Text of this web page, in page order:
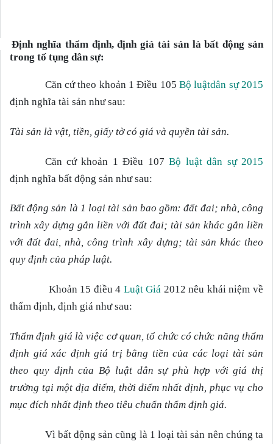
Định nghĩa thẩm định, định giá tài sản là bất động sản
trong tố tụng dân sự:
Căn cứ theo khoản 1 Điều 105 Bộ luậtdân sự 2015
định nghĩa tài sản như sau:
Tài sản là vật, tiền, giấy tờ có giá và quyền tài sản.
Căn cứ khoản 1 Điều 107Bộ luật dân sự 2015
định nghĩa bất động sản như sau:
Bất động sản là 1 loại tài sản bao gồm: đất đai; nhà, công
trình xây dựng gắn liền với đất đai; tài sản khác gắn liền
với đất đai, nhà, công trình xây dựng; tài sản khác theo
quy định của pháp luật.
Khoản 15 điều 4 Luật Giá 2012 nêu khái niệm về
thẩm định, định giá như sau:
Thẩm định giá là việc cơ quan, tổ chức có chức năng thẩm
định giá xác định giá trị bằng tiền của các loại tài sản
theo quy định của Bộ luật dân sự phù hợp với giá thị
trường tại một địa điểm, thời điểm nhất định, phục vụ cho
mục đích nhất định theo tiêu chuẩn thẩm định giá.
Vì bất động sản cũng là 1 loại tài sản nên chúng ta